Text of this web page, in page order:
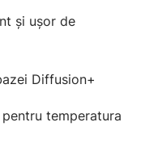
și ușor de
Diffusion+
temperatura